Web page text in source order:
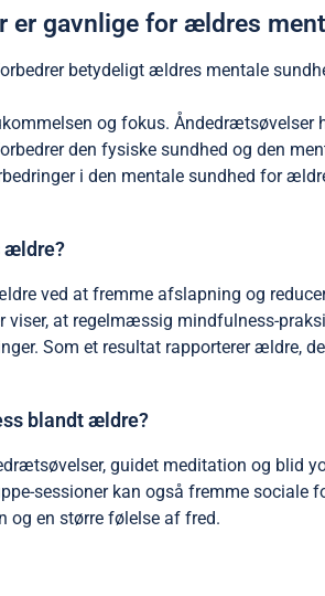
er gavnlige for ældres
betydeligt ældres mentale
og fokus. Åndedrætsøvelser
den fysiske sundhed og den
i den mentale sundhed for
ældre?
ved at fremme afslapning og
at regelmæssig mindfulness-
Som et resultat rapporterer ældre,
blandt ældre?
guidet meditation og blid
sessioner kan også fremme sociale
og en større følelse af fred.